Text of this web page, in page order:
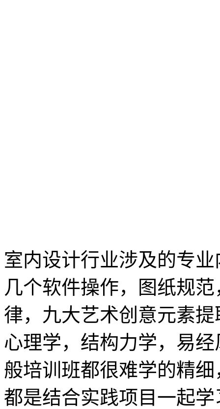
室内设计行业涉及的专
几个软件操作，图纸规
律，九大艺术创意元素
心理学，结构力学，易
般培训班都很难学的精细
都是结合实践项目一起